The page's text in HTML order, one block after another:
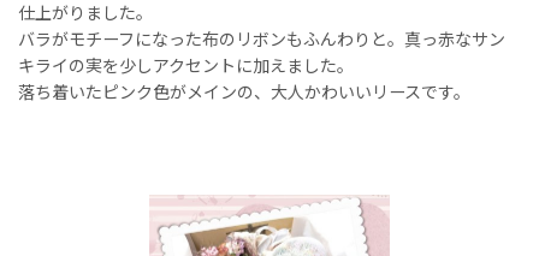
仕上がりました。
バラがモチーフになった布のリボンもふんわりと。真っ赤なサン
キライの実を少しアクセントに加えました。
落ち着いたピンク色がメインの、大人かわいいリースです。